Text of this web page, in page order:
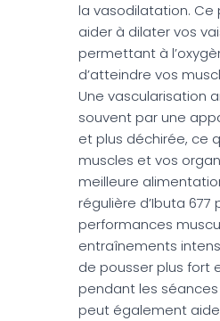
la vasodilatation. Ce
aider à dilater vos
permettant à
d’atteindre vos
Une vascularisation
souvent par une
et plus déchirée, ce
muscles et vos
meilleure
régulière d’Ibuta
performances
entraînements
de pousser plus fort
pendant les séances
peut également